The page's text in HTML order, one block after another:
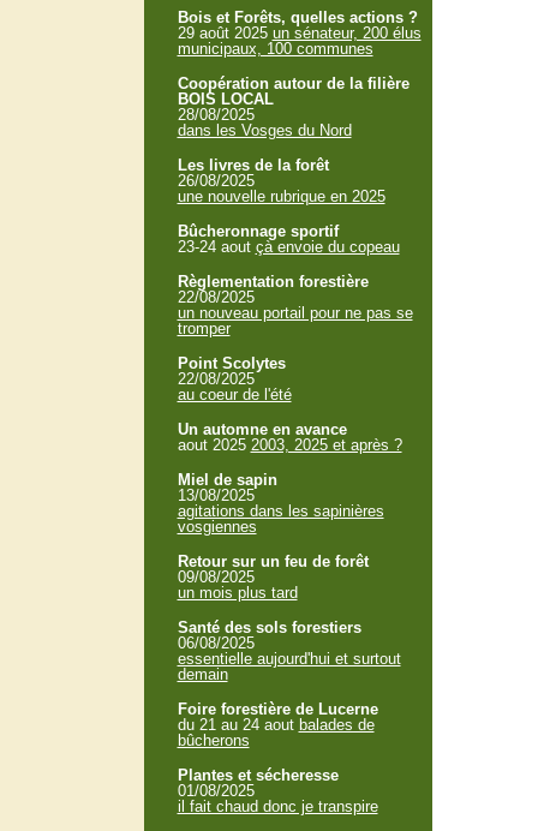
Bois et Forêts, quelles actions ?
29 août 2025 un sénateur, 200 élus
municipaux, 100 communes
Coopération autour de la filière
BOIS LOCAL
28/08/2025
dans les Vosges du Nord
Les livres de la forêt
26/08/2025
une nouvelle rubrique en 2025
Bûcheronnage sportif
23-24 aout çà envoie du copeau
Règlementation forestière
22/08/2025
un nouveau portail pour ne pas se
tromper
Point Scolytes
22/08/2025
au coeur de l'été
Un automne en avance
aout 2025 2003, 2025 et après ?
Miel de sapin
13/08/2025
agitations dans les sapinières
vosgiennes
Retour sur un feu de forêt
09/08/2025
un mois plus tard
Santé des sols forestiers
06/08/2025
essentielle aujourd'hui et surtout
demain
Foire forestière de Lucerne
du 21 au 24 aout balades de
bûcherons
Plantes et sécheresse
01/08/2025
il fait chaud donc je transpire